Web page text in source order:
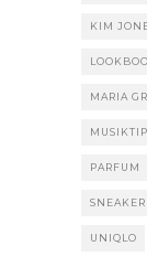
KIM
MARIA
PARFUM
SNEAKER
UNIQLO